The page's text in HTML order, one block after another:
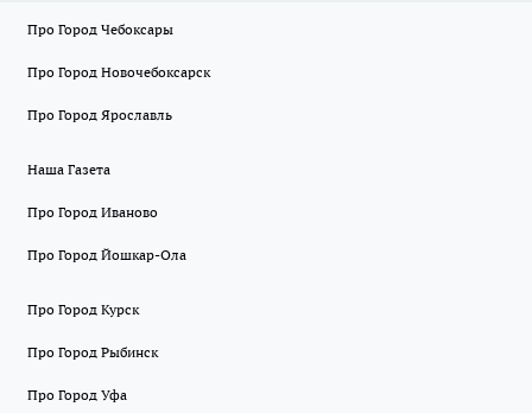
Про Город Чебоксары
Про Город Новочебоксарск
Про Город Ярославль
Наша Газета
Про Город Иваново
Про Город Йошкар-Ола
Про Город Курск
Про Город Рыбинск
Про Город Уфа